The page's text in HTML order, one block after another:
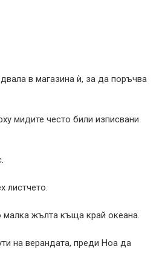
в магазина ѝ, за да поръчва
мидите често били изписвани
листчето.
жълта къща край океана.
на верандата, преди Ноа да